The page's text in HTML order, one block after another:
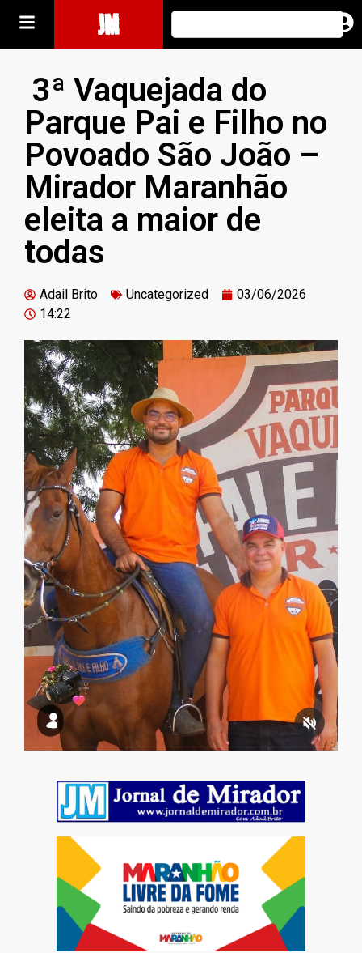
JM
3ª Vaquejada do
Parque Pai e Filho no
Povoado São João –
Mirador Maranhão
eleita a maior de
todas
Adail Brito Uncategorized
03/06/2026
14:22